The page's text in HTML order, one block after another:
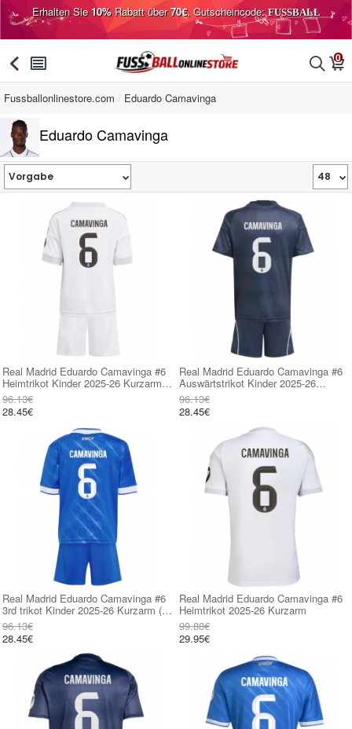
Erhalten Sie10%Rabatt über70€, Gutscheincode:FUSSBALL
󰅯 󰂩 󰂨 0
󰃦
Fussballonlinestore.com Eduardo Camavinga
Eduardo Camavinga
Real Madrid Eduardo Camavinga #6
Heimtrikot Kinder 2025-26 Kurzarm
(+ kurze hosen)
96.13€
28.45€
Real Madrid Eduardo Camavinga #6
Auswärtstrikot Kinder 2025-26
Kurzarm (+ kurze hosen)
96.13€
28.45€
Real Madrid Eduardo Camavinga #6
3rd trikot Kinder 2025-26 Kurzarm (+
kurze hosen)
96.13€
28.45€
Real Madrid Eduardo Camavinga #6
Heimtrikot 2025-26 Kurzarm
99.88€
29.95€